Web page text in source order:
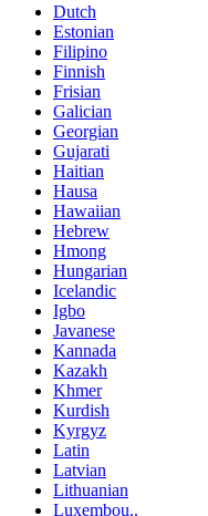
Dutch
Estonian
Filipino
Finnish
Frisian
Galician
Georgian
Gujarati
Haitian
Hausa
Hawaiian
Hebrew
Hmong
Hungarian
Icelandic
Igbo
Javanese
Kannada
Kazakh
Khmer
Kurdish
Kyrgyz
Latin
Latvian
Lithuanian
Luxembou..